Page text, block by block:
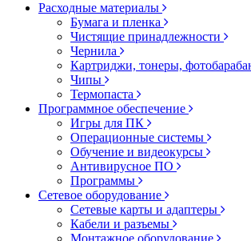
Расходные материалы
Бумага и пленка
Чистящие принадлежности
Чернила
Картриджи, тонеры,
Чипы
Термопаста
Программное обеспечение
Игры для ПК
Операционные системы
Обучение и видеокурсы
Антивирусное ПО
Программы
Сетевое оборудование
Сетевые карты и адаптеры
Кабели и разъемы
Монтажное оборудование